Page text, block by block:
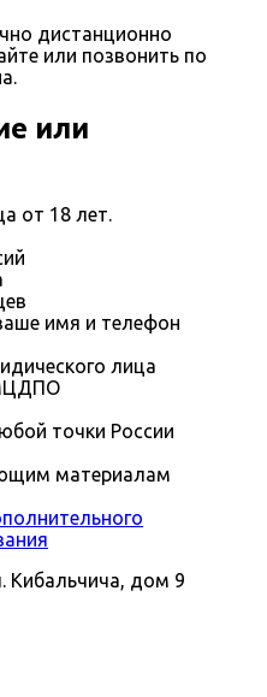
дистанционно
или позвонить по
или
от 18 лет.
имя и телефон
лица
точки России
материалам
Кибальчича, дом 9